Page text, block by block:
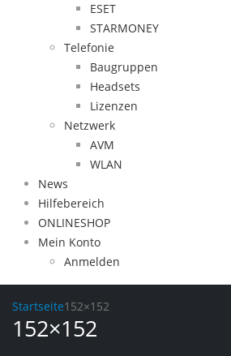
ESET
STARMONEY
Telefonie
Baugruppen
Headsets
Lizenzen
Netzwerk
AVM
WLAN
News
Hilfebereich
ONLINESHOP
Mein Konto
Anmelden
Startseite152×152
152×152